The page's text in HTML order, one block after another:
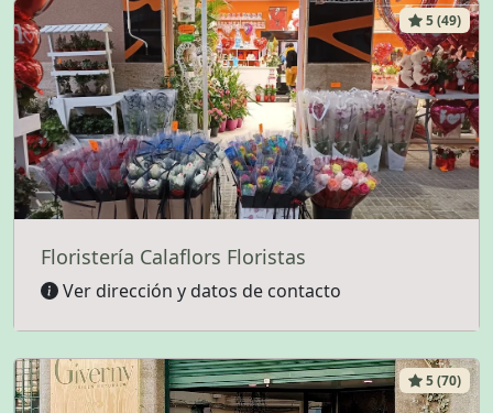
5 (49)
Floristería Calaflors Floristas
Ver dirección y datos de contacto
5 (70)